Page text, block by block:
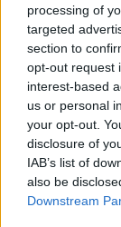
processing of
targeted
section to
opt-out request
interest-based
us or personal
your opt-out.
disclosure of
IAB’s list of
also be
Downstream
φοβισμένη
πολλά
σε μια
ερωτισμό
νευρικές
άκρη σ’
και πείθει
διπλανό